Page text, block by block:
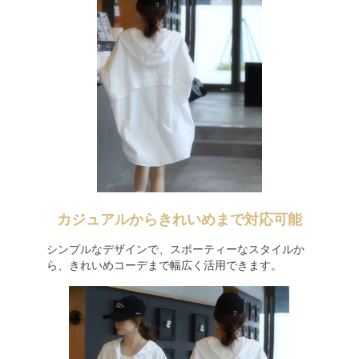
カジュアルからきれいめまで対応可能
シンプルなデザインで、スポーティーなスタイルか
ら、きれいめコーデまで幅広く活用できます。